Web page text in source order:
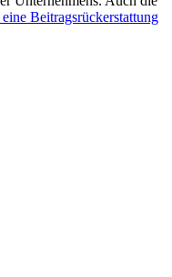
Beitragsrückerstattung